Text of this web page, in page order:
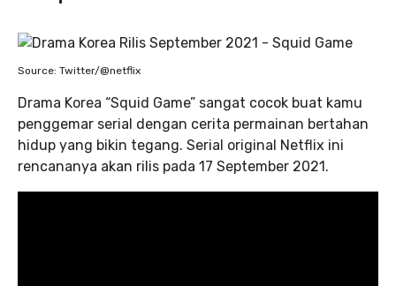
Source: Twitter/@netflix
Drama Korea “Squid Game” sangat cocok buat kamu
penggemar serial dengan cerita permainan bertahan
hidup yang bikin tegang. Serial original Netflix ini
rencananya akan rilis pada 17 September 2021.